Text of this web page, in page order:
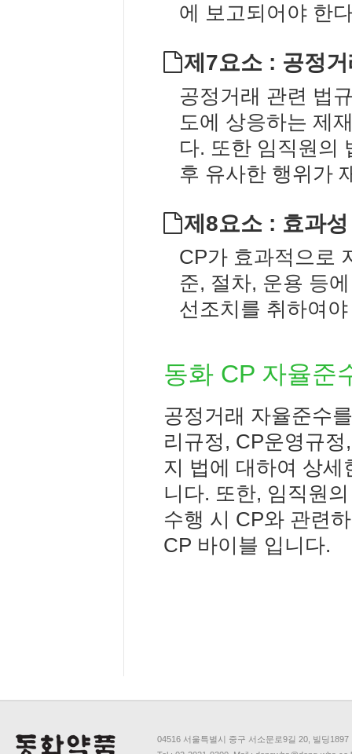
에 보고되어야 한
제7요소 : 공정거
공정거래 관련 법
도에 상응하는 제
다. 또한 임직원의
후 유사한 행위가
제8요소 : 효과
CP가 효과적으로
준, 절차, 운용 등
선조치를 취하여
동화 CP 자율준
공정거래 자율준수
리규정, CP운영규
지 법에 대하여 상
니다. 또한, 임직원
수행 시 CP와 관련
CP 바이블 입니다.
04516 서울특별시 중구 서소문로9길 20, 빌딩1897